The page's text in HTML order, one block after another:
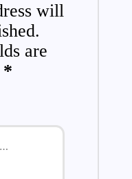
will
are
*